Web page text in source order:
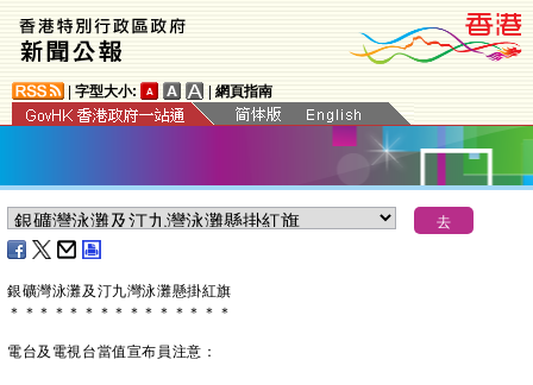
字型大小: 網頁指南
銀礦灣泳灘及汀九灣泳灘懸掛紅旗
＊ ＊ ＊ ＊ ＊ ＊ ＊ ＊ ＊ ＊ ＊ ＊ ＊ ＊ ＊
電台及電視台當值宣布員注意：